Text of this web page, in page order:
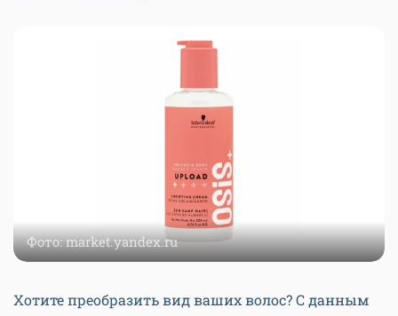
Фото: market.yandex.ru
Хотите преобразить вид ваших волос? С данным